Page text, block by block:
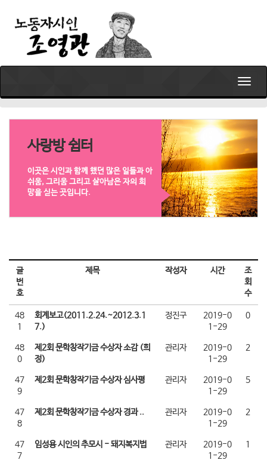
T
o
g
l
n
a
v
i
g
a
n
사랑방 쉼터
이곳은 시인과 함께 했던 많은 일들과 아
쉬움, 그리움 그리고 살아남은 자의 희
망을 싣는 곳입니다.
글
번
호
제목 작성자 시간
조
회
수
48
1
회계보고(2011.2.24.~2012.3.1
7.)
정진구
2019-0
1-29
0
48
0
제2회 문학창작기금 수상자 소감 (희
정)
관리자
2019-0
1-29
2
47
9
제2회 문학창작기금 수상자 심사평 관리자
2019-0
1-29
5
47
8
제2회 문학창작기금 수상자 경과 .. 관리자
2019-0
1-29
2
47
7
임성용 시인의 추모시 - 돼지복지법 관리자
2019-0
1-29
1